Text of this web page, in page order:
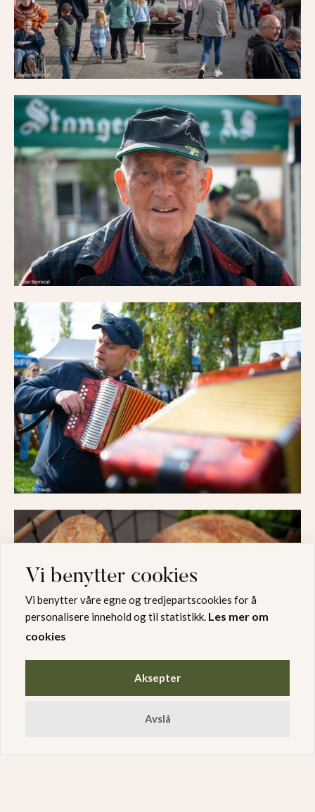
Vi benytter cookies
Vi benytter våre egne og tredjepartscookies for å
personalisere innehold og til statistikk. Les mer om
cookies
Aksepter
Avslå